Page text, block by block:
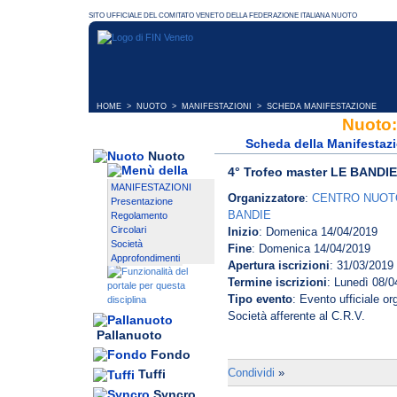
HOME > NUOTO > MANIFESTAZIONI > SCHEDA MANIFESTAZIONE
Nuoto
MANIFESTAZIONI
Presentazione
Regolamento
Circolari
Società
Approfondimenti
Pallanuoto
Fondo
Tuffi
Scheda della
4° Trofeo master LE BANDIE
Organizzatore: CENTRO
BANDIE
Inizio: Domenica 14/04/2019
Fine: Domenica 14/04/2019
Apertura iscrizioni: 31/03/2019
Termine iscrizioni: Lunedì 08/
Tipo evento: Evento ufficiale
Società afferente al C.R.V.
Condividi »
La tassa d'iscrizione è fissata
Causale: IV° Trofeo le
iscritti, n° staffette iscritte
Copia del versamento dovrà
Non saranno accettati
Le iscrizioni con tassa gara
10/04/2019 non verranno
startlist.
Cancellazioni, modifiche o
termine di scadenza delle
accettate
La tassa gara è dovuta anche
staffetta in campo gara.
data indicata. La chiusura
del comitato organizzatore al